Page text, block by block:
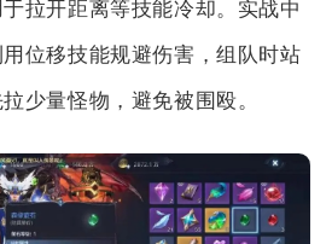
拉开距离等技能冷却。实战中
位移技能规避伤害，组队时站
少量怪物，避免被围殴。